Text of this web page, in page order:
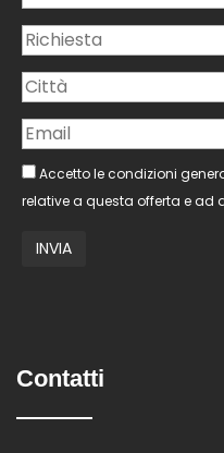
Accetto le condizioni
relative a questa offerta e ad
Contatti